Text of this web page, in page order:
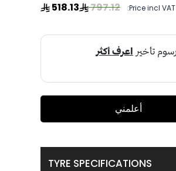
Price incl VAT:
797.12
518.13
أعلمني
TYRE SPECIFICATIONS